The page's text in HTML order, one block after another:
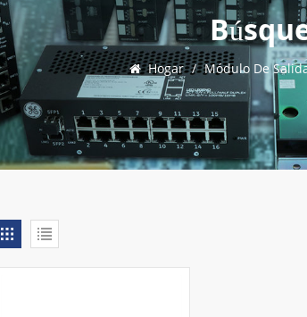
Hogar / Módulo De